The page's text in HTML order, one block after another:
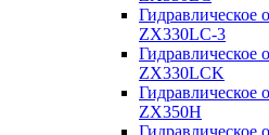
Гидравлическое
ZX330LC-3
Гидравлическое
ZX330LCK
Гидравлическое
ZX350H
Гидравлическое